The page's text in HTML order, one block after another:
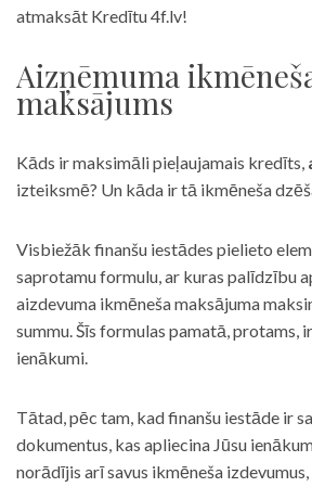
atmaksāt Kredītu 4f.lv!
Aizņēmuma
maksājums
Kāds ir maksimāli pieļaujamais kredīts,
izteiksmē? Un kāda ir tā ikmēneša
Visbiežāk finanšu iestādes pielieto
saprotamu formulu, ar kuras palīdzību
aizdevuma ikmēneša maksājuma
summu. Šīs formulas pamatā, protams,
ienākumi.
Tātad, pēc tam, kad finanšu iestāde ir
dokumentus, kas apliecina Jūsu
norādījis arī savus ikmēneša